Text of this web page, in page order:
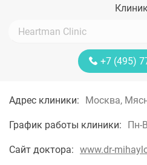
+7 (495)
Адрес клиники: Москва,
График работы клиники: Пн-
Сайт доктора: www.dr-